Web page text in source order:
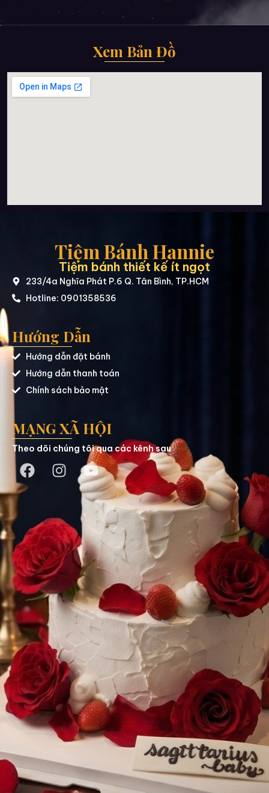
Xem Bản Đồ
Tiệm Bánh Hannie
Tiệm bánh thiết kế ít ngọt
233/4a Nghĩa Phát P.6 Q. Tân Bình, TP.HCM
Hotline: 0901358536
Hướng Dẫn
Hướng dẫn đặt bánh
Hướng dẫn thanh toán
Chính sách bảo mật
MẠNG XÃ HỘI
Theo dõi chúng tôi qua các kênh sau